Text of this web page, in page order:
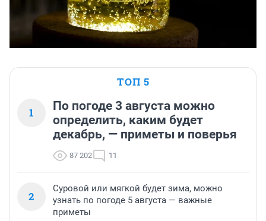
ТОП 5
1
По погоде 3 августа можно
определить, каким будет
декабрь, — приметы и поверья
87 202 11
2
Суровой или мягкой будет зима, можно
узнать по погоде 5 августа — важные
приметы